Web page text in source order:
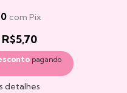
com Pix
R$5,70
pagando
detalhes